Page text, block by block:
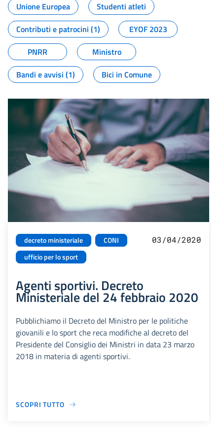
Unione Europea
Studenti atleti
Contributi e patrocini (1)
EYOF 2023
PNRR
Ministro
Bandi e avvisi (1)
Bici in Comune
decreto ministeriale
CONI
ufficio per lo sport
03/04/2020
Agenti sportivi. Decreto
Ministeriale del 24 febbraio 2020
Pubblichiamo il Decreto del Ministro per le politiche
giovanili e lo sport che reca modifiche al decreto del
Presidente del Consiglio dei Ministri in data 23 marzo
2018 in materia di agenti sportivi.
SCOPRI TUTTO